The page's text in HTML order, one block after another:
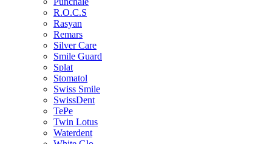
R.O.C.S
Rasyan
Remars
Silver Care
Smile Guard
Splat
Stomatol
Swiss Smile
SwissDent
TePe
Twin Lotus
Waterdent